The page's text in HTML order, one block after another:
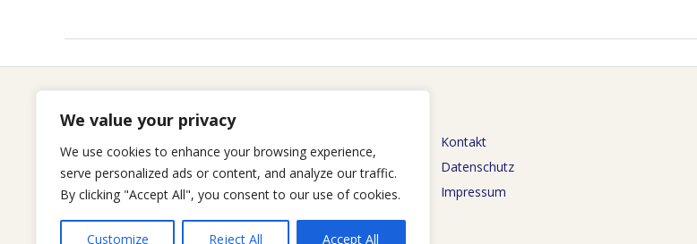
We value your privacy
We use cookies to enhance your browsing experience,
serve personalized ads or content, and analyze our traffic.
By clicking "Accept All", you consent to our use of cookies.
Customize Reject All Accept All
Kontakt
Datenschutz
Impressum